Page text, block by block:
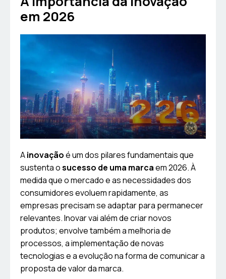
em 2026
Ainovaçãoé um dos pilares fundamentais que
sustenta osucesso de uma marcaem 2026. À
medida que o mercado e as necessidades dos
consumidores evoluem rapidamente, as
empresas precisam se adaptar para permanecer
relevantes. Inovar vai além de criar novos
produtos; envolve também a melhoria de
processos, a implementação de novas
tecnologias e a evolução na forma de comunicar a
proposta de valor da marca.